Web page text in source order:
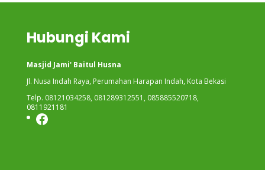
Hubungi Kami
Masjid Jami' Baitul Husna
Jl. Nusa Indah Raya, Perumahan Harapan Indah, Kota Bekasi
Telp. 08121034258, 081289312551, 085885520718,
0811921181
Facebook